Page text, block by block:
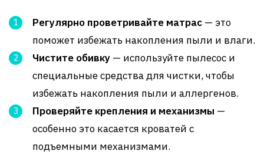
Регулярно проветривайте матрас — это
поможет избежать накопления пыли и влаги.
Чистите обивку — используйте пылесос и
специальные средства для чистки, чтобы
избежать накопления пыли и аллергенов.
Проверяйте крепления и механизмы —
особенно это касается кроватей с
подъемными механизмами.